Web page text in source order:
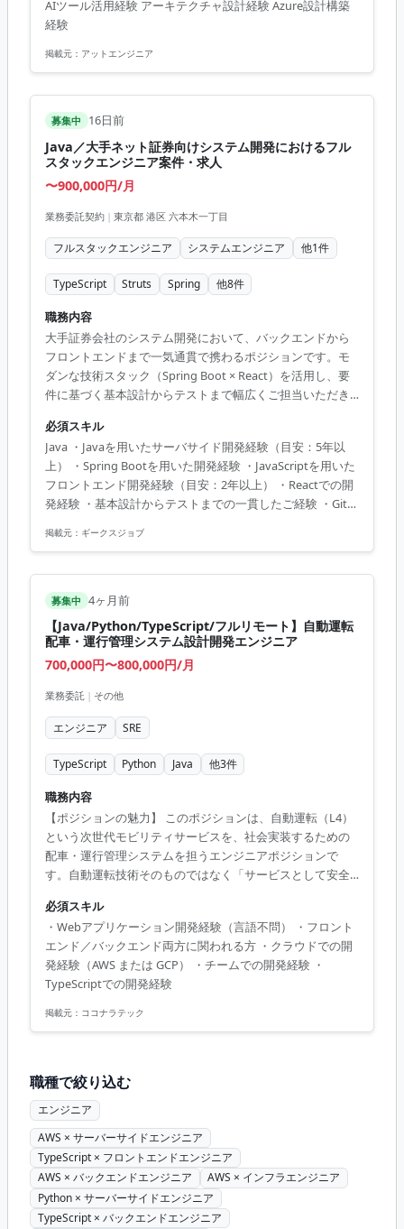
環境 TypeScript, Go, Python, React, Next.js, Azure, AWS,
GCP, Docker, Terraform, PostgreSQL
AIツール活用経験 アーキテクチャ設計経験 Azure設計構築
経験
掲載元： アットエンジニア
募集中 16日前
Java／大手ネット証券向けシステム開発におけるフル
スタックエンジニア案件・求人
〜900,000円/月
業務委託契約 | 東京都 港区 六本木一丁目
フルスタックエンジニア システムエンジニア 他1件
TypeScript Struts Spring 他8件
職務内容
大手証券会社のシステム開発において、バックエンドから
フロントエンドまで一気通貫で携わるポジションです。モ
ダンな技術スタック（Spring Boot × React）を活用し、要
件に基づく基本設計からテストまで幅広くご担当いただき
クリティカルなシステムにおいて、JavaとReactを用いたフ
ルスタック開発の経験が積める希少な案件です。堅牢なバ
ックエンド設計手法とモダンなフロントエンド技術を両立
させるスキルは、今後のエンタープライズ領域における技
術リードやアーキテクトへのステップアップに直結しま
す。
必須スキル
Java ・Javaを用いたサーバサイド開発経験（目安：5年以
上） ・Spring Bootを用いた開発経験 ・JavaScriptを用いた
フロントエンド開発経験（目安：2年以上） ・Reactでの開
発経験 ・基本設計からテストまでの一貫したご経験 ・Gitの
決できる方
掲載元： ギークスジョブ
募集中 4ヶ月前
【Java/Python/TypeScript/フルリモート】自動運転
配車・運行管理システム設計開発エンジニア
700,000円〜800,000円/月
業務委託 | その他
エンジニア SRE
TypeScript Python Java 他3件
職務内容
【ポジションの魅力】 このポジションは、自動運転（L4）
という次世代モビリティサービスを、社会実装するための
配車・運行管理システムを担うエンジニアポジションで
す。自動運転技術そのものではなく「サービスとして安全
特徴です。 本プロジェクトはスモールスタートし、5年スパ
ンでの大規模展開を見据えた取り組みであり、今後中核と
なる可能性が高い案件です。 要件やアーキテクチャが固ま
りきっていない立ち上げフェーズから参画し、仕様検討や
設計にも関与できます。 【作業内容】 自動運転サービスに
必要な「配車」「運行管理」領域を中心に、システムの設
必須スキル
・Webアプリケーション開発経験（言語不問） ・フロント
エンド／バックエンド両方に関われる方 ・クラウドでの開
発経験（AWS または GCP） ・チームでの開発経験 ・
TypeScriptでの開発経験
掲載元： ココナラテック
職種で絞り込む
エンジニア
AWS × サーバーサイドエンジニア
TypeScript × フロントエンドエンジニア
AWS × バックエンドエンジニア
AWS × インフラエンジニア
Python × サーバーサイドエンジニア
TypeScript × バックエンドエンジニア